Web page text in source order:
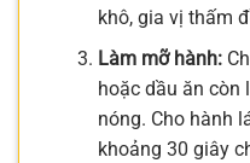
khô, gia vị thấm
Làm mỡ hành:
hoặc dầu ăn còn
nóng. Cho hành
khoảng 30 giây